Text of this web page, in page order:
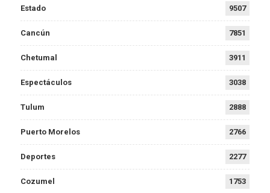
Estado 9507
Cancún 7851
Chetumal 3911
Espectáculos 3038
Tulum 2888
Puerto Morelos 2766
Deportes 2277
Cozumel 1753